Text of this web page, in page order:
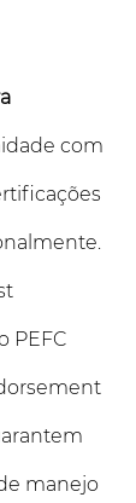
com
PEFC
manejo